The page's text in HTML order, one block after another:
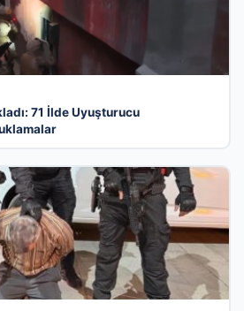
71 İlde Uyuşturucu